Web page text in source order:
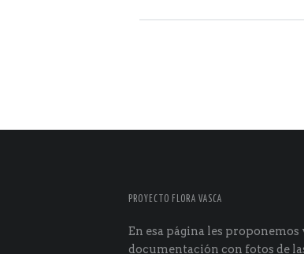
PROYECTO FLORA VASCA
En esa página les
documentación con fotos de